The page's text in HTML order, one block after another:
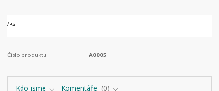
/ks
Číslo produktu: A0005
Kdo jsme Komentáře 0